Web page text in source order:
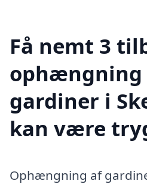
Få nemt 3
ophængning
gardiner i
kan være
Ophængning af